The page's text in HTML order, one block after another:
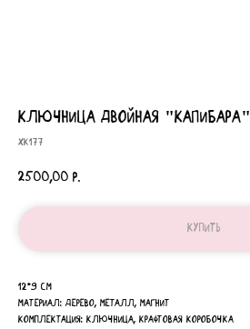
ключница двойная "Капибара"
ХК177
2500,00 р.
Купить
12*9 см
Материал: дерево, металл, магнит
Комплектация: ключница, крафтовая коробочка